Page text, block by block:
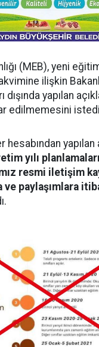
(MEB), yeni
ilişkin
yapılan
edilmemesini
hesabından yapılan
yılı
resmi iletişim
ve paylaşımlara